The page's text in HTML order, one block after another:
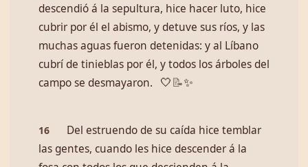
descendió á la sepultura, hice hacer luto, hice
cubrir por él el abismo, y detuve sus ríos, y las
muchas aguas fueron detenidas: y al Líbano
cubrí de tinieblas por él, y todos los árboles del
campo se desmayaron.
🤍 📝✨
16
Del estruendo de su caída hice temblar
las gentes, cuando les hice descender á la